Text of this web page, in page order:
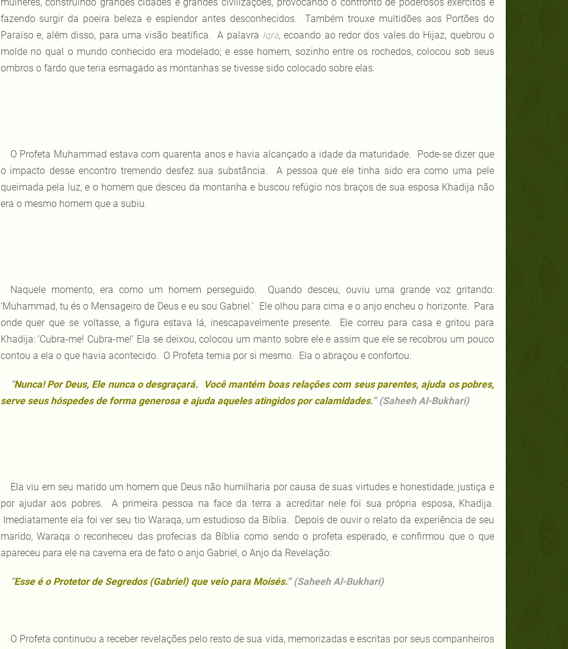
fazendo surgir da poeira beleza e esplendor antes desconhecidos. Também trouxe multidões aos Portões do
Paraíso e, além disso, para uma visão beatífica. A palavra Iqra, ecoando ao redor dos vales do Hijaz, quebrou o
molde no qual o mundo conhecido era modelado; e esse homem, sozinho entre os rochedos, colocou sob seus
ombros o fardo que teria esmagado as montanhas se tivesse sido colocado sobre elas.
O Profeta Muhammad estava com quarenta anos e havia alcançado a idade da maturidade. Pode-se dizer que
o impacto desse encontro tremendo desfez sua substância. A pessoa que ele tinha sido era como uma pele
queimada pela luz, e o homem que desceu da montanha e buscou refúgio nos braços de sua esposa Khadija não
era o mesmo homem que a subiu.
Naquele momento, era como um homem perseguido. Quando desceu, ouviu uma grande voz gritando:
‘Muhammad, tu és o Mensageiro de Deus e eu sou Gabriel.’ Ele olhou para cima e o anjo encheu o horizonte. Para
onde quer que se voltasse, a figura estava lá, inescapavelmente presente. Ele correu para casa e gritou para
Khadija: ‘Cubra-me! Cubra-me!’ Ela se deixou, colocou um manto sobre ele e assim que ele se recobrou um pouco
contou a ela o que havia acontecido. O Profeta temia por si mesmo. Ela o abraçou e confortou:
“Nunca! Por Deus, Ele nunca o desgraçará. Você mantém boas relações com seus parentes, ajuda os pobres,
serve seus hóspedes de forma generosa e ajuda aqueles atingidos por calamidades.” (Saheeh Al-Bukhari)
Ela viu em seu marido um homem que Deus não humilharia por causa de suas virtudes e honestidade, justiça e
por ajudar aos pobres. A primeira pessoa na face da terra a acreditar nele foi sua própria esposa, Khadija.
Imediatamente ela foi ver seu tio Waraqa, um estudioso da Bíblia. Depois de ouvir o relato da experiência de seu
marido, Waraqa o reconheceu das profecias da Bíblia como sendo o profeta esperado, e confirmou que o que
apareceu para ele na caverna era de fato o anjo Gabriel, o Anjo da Revelação:
“Esse é o Protetor de Segredos (Gabriel) que veio para Moisés.” (Saheeh Al-Bukhari)
O Profeta continuou a receber revelações pelo resto de sua vida, memorizadas e escritas por seus companheiros